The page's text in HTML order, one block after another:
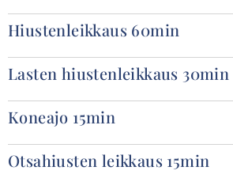
Hiustenleikkaus 60min
Lasten hiustenleikkaus 30min
Koneajo 15min
Otsahiusten leikkaus 15min